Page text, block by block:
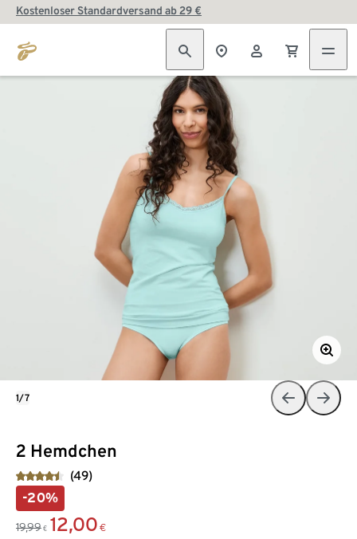
Kostenloser Standardversand ab 29 €
2 Hemdchen
(49)
-20%
19,99 € 12,00 €
1/7